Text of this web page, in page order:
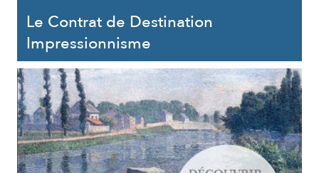
Le Contrat de Destination
Impressionnisme